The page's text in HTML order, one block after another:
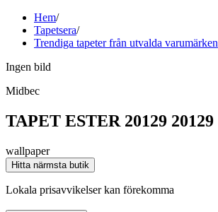
Hem/
Tapetsera/
Trendiga tapeter från utvalda varumärken
Ingen bild
Midbec
TAPET ESTER 20129 20129
wallpaper
Hitta närmsta butik
Lokala prisavvikelser kan förekomma